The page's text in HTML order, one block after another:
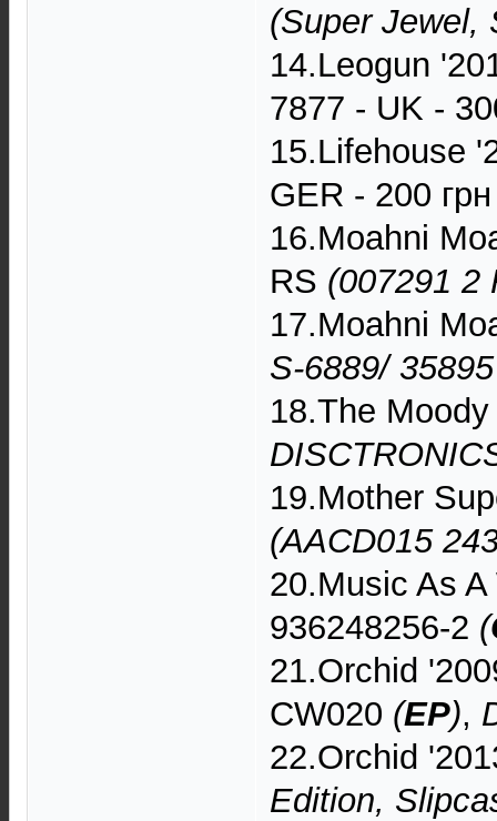
(Super Jewel,
14.Leogun
7877 - UK -
15.Lifehouse
GER - 200 грн
16.Moahni
RS (007291 2
17.Moahni
S-6889/
18.The
19.Mother
(AACD015
20.Music As
936248256-2 (
21.Orchid
CW020 (EP),
22.Orchid
Edition,